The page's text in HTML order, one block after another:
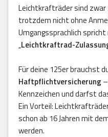
Leichtkrafträder sind zwar
trotzdem nicht ohne
Umgangssprachlich
„Leichtkraftrad-
Für deine 125er brauchst
Haftpflichtversicherung
Kennzeichen und darfst
Ein Vorteil:
schon ab 16 Jahren mit
werden.